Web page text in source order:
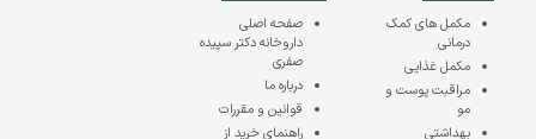
مکمل های کمک
درمانی
مکمل غذایی
مراقبت پوست و
مو
بهداشتی
صفحه اصلی
داروخانه دکتر سپیده
صفری
درباره ما
قوانین و مقررات
راهنمای خرید از